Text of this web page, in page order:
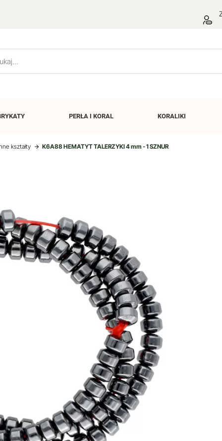
PERŁA I KORAL KORALIKI
kształty K6A88 HEMATYT TALERZYKI 4 mm - 1 SZNUR